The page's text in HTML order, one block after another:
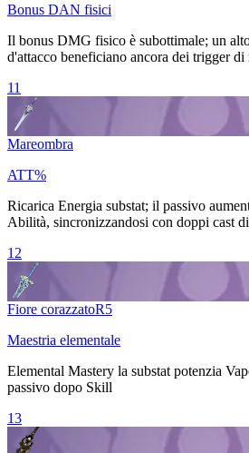
Bonus DAN fisici
Il bonus DMG fisico è subottimale; un
d'attacco beneficiano ancora dei trigger di
11
Mareombra
ATT%
Ricarica Energia substat; il passivo
Abilità, sincronizzandosi con doppi cast di
12
Fiore corazzatoR5
Maestria elementale
Elemental Mastery la substat potenzia
passivo dopo Skill
13